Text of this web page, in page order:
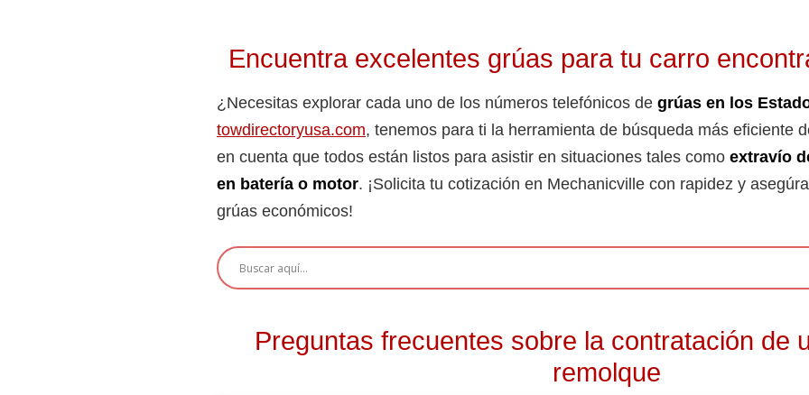
Encuentra excelentes grúas para tu carro
¿Necesitas explorar cada uno de los números telefónicos de grúas en los
towdirectoryusa.com, tenemos para ti la herramienta de búsqueda más eficiente
en cuenta que todos están listos para asistir en situaciones tales como extravío
en batería o motor. ¡Solicita tu cotización en Mechanicville con rapidez y
grúas económicos!
Preguntas frecuentes sobre la contratación de
remolque